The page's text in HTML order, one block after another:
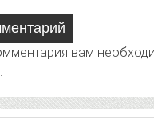
вам
.